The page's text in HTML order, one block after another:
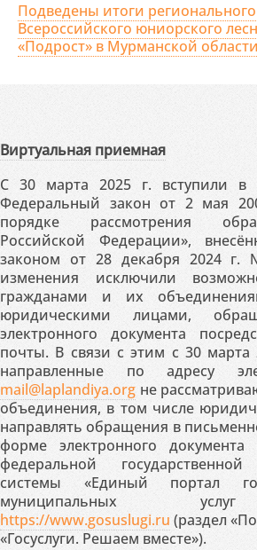
Подведены итоги регионального
Всероссийского юниорского
«Подрост» в Мурманской области
Виртуальная приемная
С 30 марта 2025 г. вступили в
Федеральный закон от 2 мая
порядке рассмотрения
Российской Федерации»,
законом от 28 декабря 2024
изменения исключили
гражданами и их
юридическими лицами,
электронного документа
почты. В связи с этим с 30 марта
направленные по адресу
mail@laplandiya.org не
объединения, в том числе
направлять обращения в
форме электронного документа
федеральной
системы «Единый портал
муниципальных
https://www.gosuslugi.ru (раздел
«Госуслуги. Решаем вместе»).